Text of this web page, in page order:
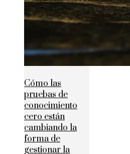
Cómo las
pruebas de
conocimiento
cero están
cambiando la
forma de
gestionar la